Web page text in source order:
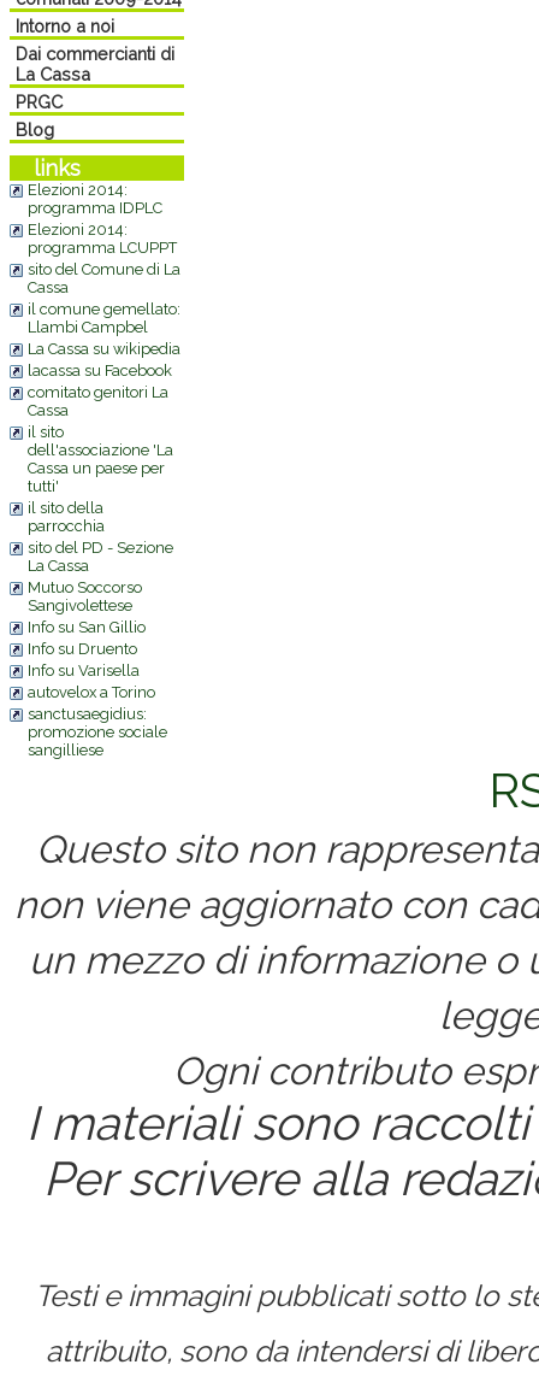
Intorno a noi
Dai commercianti di
La Cassa
PRGC
Blog
links
Elezioni 2014:
programma IDPLC
Elezioni 2014:
programma LCUPPT
sito del Comune di La
Cassa
il comune gemellato:
Llambi Campbel
La Cassa su wikipedia
lacassa su Facebook
comitato genitori La
Cassa
il sito
dell'associazione 'La
Cassa un paese per
tutti'
il sito della
parrocchia
sito del PD - Sezione
La Cassa
Mutuo Soccorso
Sangivolettese
Info su San Gillio
Info su Druento
Info su Varisella
autovelox a Torino
sanctusaegidius:
promozione sociale
sangilliese
Questo sito non
non viene aggiornato con
un mezzo di informazione
Ogni contributo
I materiali sono
Per scrivere alla
Testi e immagini pubblicati sotto lo
attribuito, sono da intendersi di